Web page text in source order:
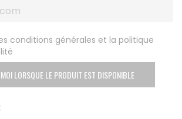
conditions générales et la politique
LORSQUE LE PRODUIT EST DISPONIBLE